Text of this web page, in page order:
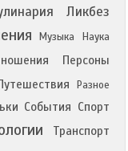
Ликбез
Музыка Наука
Персоны
Разное
События Спорт
Транспорт